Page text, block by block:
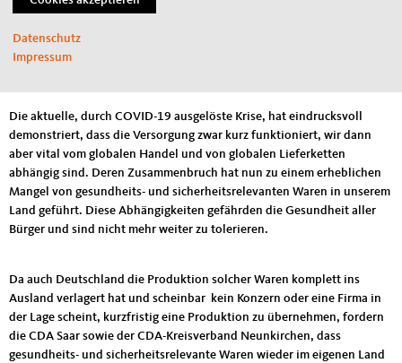
Lieferengpässe zu überbrücken (§§15, 30 Apothekenbetriebsordnung,
Vorsorge zu tragen.
Die aktuelle, durch COVID-19 ausgelöste Krise, hat eindrucksvoll
demonstriert, dass die Versorgung zwar kurz funktioniert, wir dann
aber vital vom globalen Handel und von globalen Lieferketten
abhängig sind. Deren Zusammenbruch hat nun zu einem erheblichen
Mangel von gesundheits- und sicherheitsrelevanten Waren in unserem
Land geführt. Diese Abhängigkeiten gefährden die Gesundheit aller
Bürger und sind nicht mehr weiter zu tolerieren.
Da auch Deutschland die Produktion solcher Waren komplett ins
Ausland verlagert hat und scheinbar kein Konzern oder eine Firma in
der Lage scheint, kurzfristig eine Produktion zu übernehmen, fordern
die CDA Saar sowie der CDA-Kreisverband Neunkirchen, dass
gesundheits- und sicherheitsrelevante Waren wieder im eigenen Land
Datenschutz
Impressum